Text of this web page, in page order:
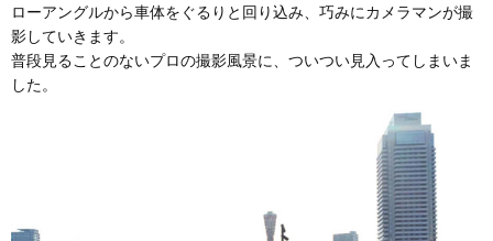
ローアングルから車体をぐるりと回り込み、巧みにカメラマンが撮
影していきます。
普段見ることのないプロの撮影風景に、ついつい見入ってしまいま
した。